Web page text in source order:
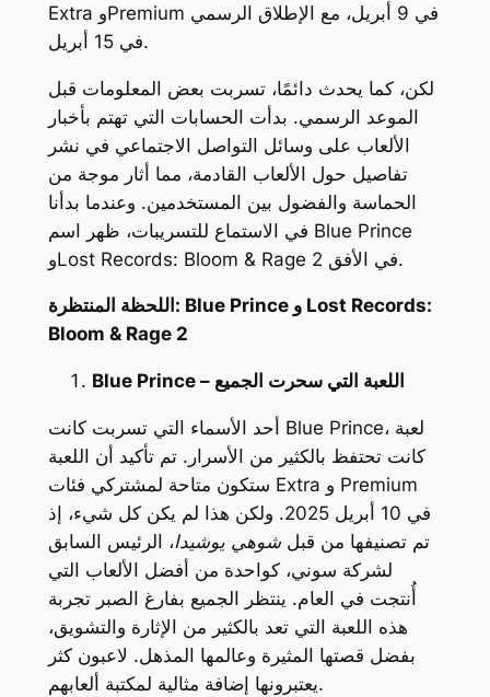
Extra وPremium
في 15 أبريل.
لكن، كما يحدث دائمًا، تسربت بعض المعلومات قبل
الموعد الرسمي. بدأت الحسابات التي تهتم بأخبار
الألعاب على وسائل التواصل الاجتماعي في نشر
تفاصيل حول الألعاب القادمة، مما أثار موجة من
الحماسة والفضول بين المستخدمين. وعندما بدأنا
Blue Prince
وLost Records: Bloom & Rage 2 في الأفق.
اللحظة المنتظرة: Blue Prince و Lost Records:
Bloom & Rage 2
Blue Prince – اللعبة التي سحرت الجميع
Blue Prince، لعبة
كانت تحتفظ بالكثير من الأسرار. تم تأكيد أن اللعبة
Extra
Premium
في 10 أبريل 2025. ولكن هذا لم يكن كل شيء، إذ
تم تصنيفها من قبلشوهي يوشيدا، الرئيس السابق
لشركة سوني، كواحدة من أفضل الألعاب التي
أُنتجت في العام. ينتظر الجميع بفارغ الصبر تجربة
هذه اللعبة التي تعد بالكثير من الإثارة والتشويق،
بفضل قصتها المثيرة وعالمها المذهل. لاعبون كثر
يعتبرونها إضافة مثالية لمكتبة ألعابهم.